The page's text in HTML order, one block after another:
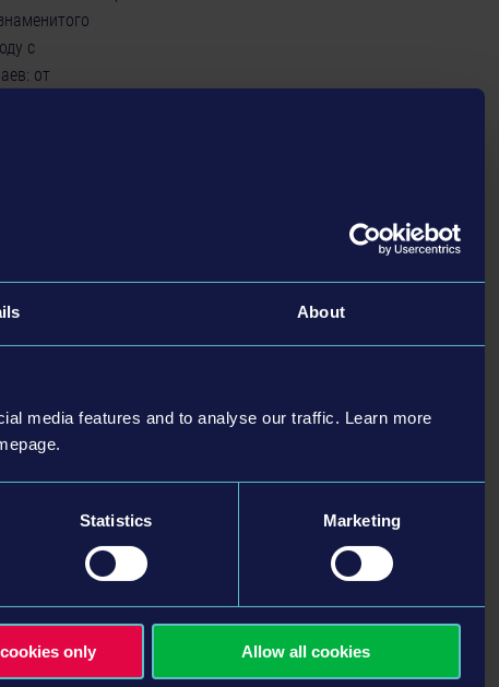
About
media features and to analyse our traffic. Learn more
Statistics Marketing
only Allow all cookies
с
от
от вождения, так
и расширяйте
к реальной
вместе с